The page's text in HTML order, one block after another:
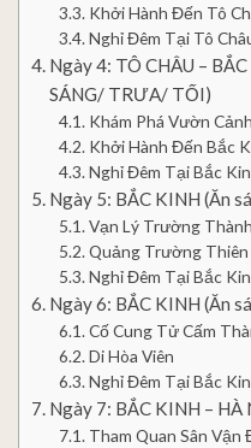
Khởi Hành Đến Tô
Nghỉ Đêm Tại Tô
Ngày 4: TÔ CHÂU –
SÁNG/ TRƯA/ TỐI)
Khám Phá Vườn
Khởi Hành Đến Bắc
Nghỉ Đêm Tại Bắc
Ngày 5: BẮC KINH (Ăn
Vạn Lý Trường Thành
Quảng Trường Thiên
Nghỉ Đêm Tại Bắc
Ngày 6: BẮC KINH (Ăn
Cố Cung Tử Cấm
Di Hòa Viên
Nghỉ Đêm Tại Bắc
Ngày 7: BẮC KINH – HÀ
Tham Quan Sân Vận